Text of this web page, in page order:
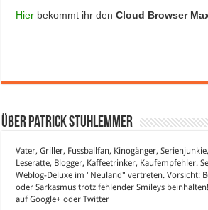
Hier bekommt ihr denCloud Browser
Über Patrick Stuhlemmer
Vater, Griller, Fussballfan, Kinogänger,
Leseratte, Blogger, Kaffeetrinker, Kaufempfehler.
Weblog-Deluxe im "Neuland" vertreten. Vorsicht:
oder Sarkasmus trotz fehlender Smileys
aufGoogle+ oderTwitter